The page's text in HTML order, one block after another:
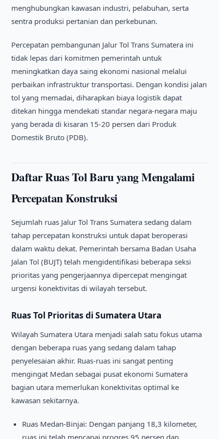
menghubungkan kawasan industri, pelabuhan, serta
sentra produksi pertanian dan perkebunan.
Percepatan pembangunan Jalur Tol Trans Sumatera ini
tidak lepas dari komitmen pemerintah untuk
meningkatkan daya saing ekonomi nasional melalui
perbaikan infrastruktur transportasi. Dengan kondisi jalan
tol yang memadai, diharapkan biaya logistik dapat
ditekan hingga mendekati standar negara-negara maju
yang berada di kisaran 15-20 persen dari Produk
Domestik Bruto (PDB).
Daftar Ruas Tol Baru yang Mengalami
Percepatan Konstruksi
Sejumlah ruas Jalur Tol Trans Sumatera sedang dalam
tahap percepatan konstruksi untuk dapat beroperasi
dalam waktu dekat. Pemerintah bersama Badan Usaha
Jalan Tol (BUJT) telah mengidentifikasi beberapa seksi
prioritas yang pengerjaannya dipercepat mengingat
urgensi konektivitas di wilayah tersebut.
Ruas Tol Prioritas di Sumatera Utara
Wilayah Sumatera Utara menjadi salah satu fokus utama
dengan beberapa ruas yang sedang dalam tahap
penyelesaian akhir. Ruas-ruas ini sangat penting
mengingat Medan sebagai pusat ekonomi Sumatera
bagian utara memerlukan konektivitas optimal ke
kawasan sekitarnya.
Ruas Medan-Binjai: Dengan panjang 18,3 kilometer,
ruas ini telah mencapai progres 95 persen dan